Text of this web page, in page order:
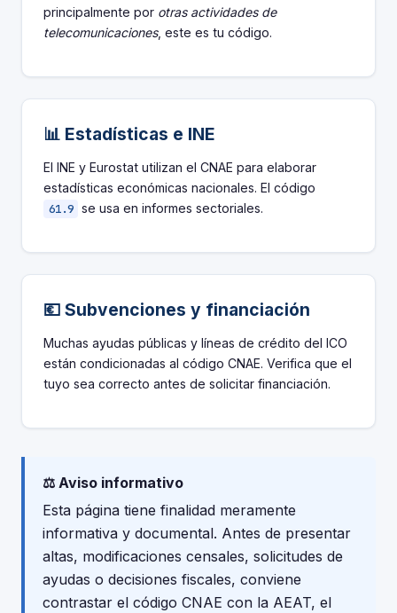
principalmente por otras actividades de
telecomunicaciones, este es tu código.
📊 Estadísticas e INE
El INE y Eurostat utilizan el CNAE para elaborar
estadísticas económicas nacionales. El código
61.9 se usa en informes sectoriales.
💶 Subvenciones y financiación
Muchas ayudas públicas y líneas de crédito del ICO
están condicionadas al código CNAE. Verifica que el
tuyo sea correcto antes de solicitar financiación.
⚖️ Aviso informativo
Esta página tiene finalidad meramente
informativa y documental. Antes de presentar
altas, modificaciones censales, solicitudes de
ayudas o decisiones fiscales, conviene
contrastar el código CNAE con la AEAT, el